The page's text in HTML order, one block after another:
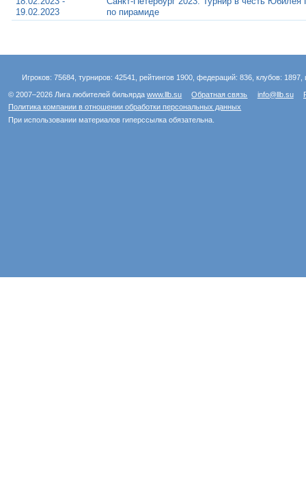
19.02.2023
по пирамиде
Игроков: 75684, турниров: 42541, рейтингов 1900, федераций: 836, клубов:
© 2007–2026 Лига любителей бильярдаwww.llb.su Обратная связь info@llb.su
Политика компании в отношении обработки персональных данных
При использовании материалов гиперссылка обязательна.